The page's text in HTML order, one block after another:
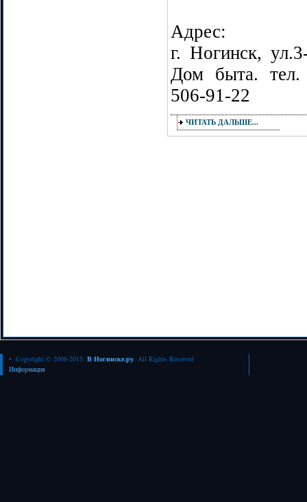
Адрес:
г. Ногинск,
Дом быта.
506-91-22
ЧИТАТЬ ДАЛЬШЕ...
• Copyright © 2008-2015. В Ногинске.ру. All Rights Reserved
Информация